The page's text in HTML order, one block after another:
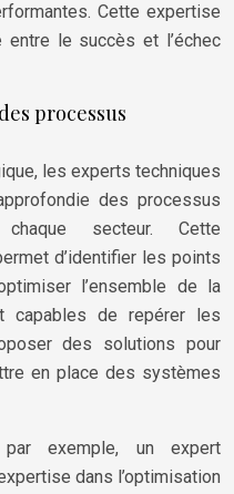
Cette expertise
le succès et l’échec
processus
les experts techniques
des processus
secteur. Cette
d’identifier les points
l’ensemble de la
capables de repérer les
des solutions pour
en place des systèmes
par exemple, un expert
dans l’optimisation